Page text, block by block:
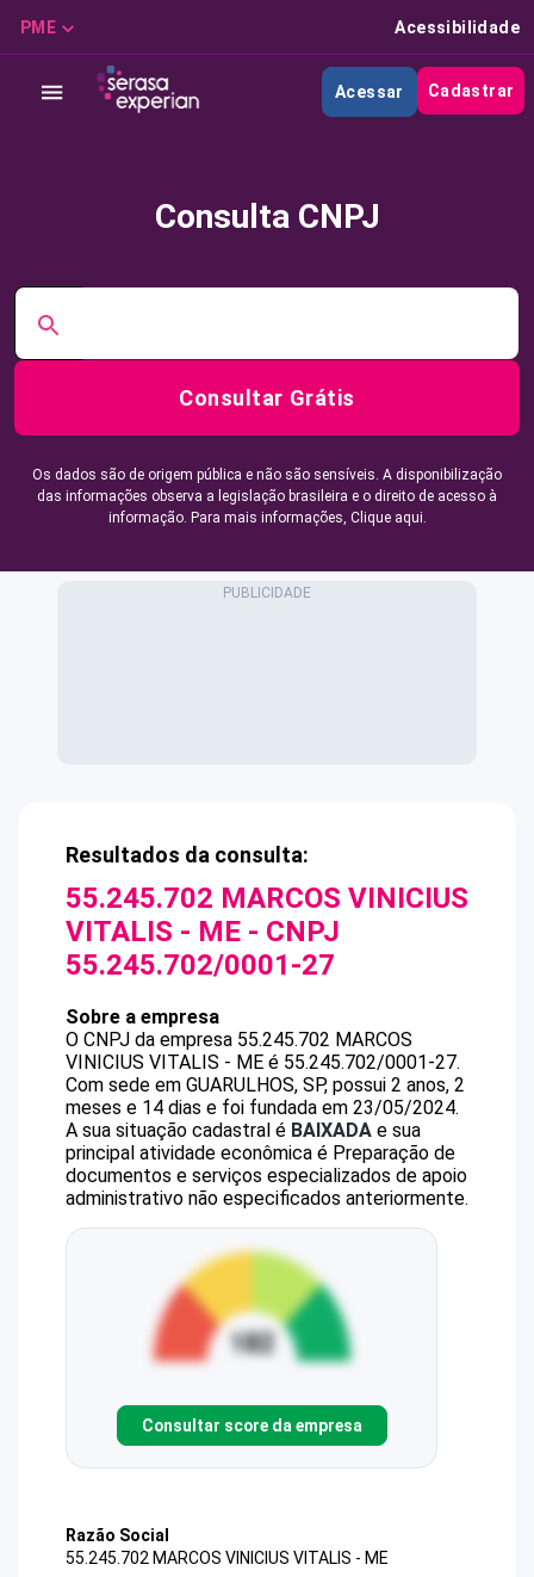
PME Acessibilidade
Acessar Cadastrar
Consulta CNPJ
Consultar Grátis
Os dados são de origem pública e não são sensíveis. A disponibilização
das informações observa a legislação brasileira e o direito de acesso à
informação. Para mais informações, Clique aqui.
Resultados da consulta:
55.245.702 MARCOS VINICIUS
VITALIS - ME - CNPJ
55.245.702/0001-27
Sobre a empresa
O CNPJ da empresa 55.245.702 MARCOS
VINICIUS VITALIS - ME é 55.245.702/0001-27.
Com sede em GUARULHOS, SP, possui 2 anos, 2
meses e 14 dias e foi fundada em 23/05/2024.
A sua situação cadastral é BAIXADA e sua
principal atividade econômica é Preparação de
documentos e serviços especializados de apoio
administrativo não especificados anteriormente.
Consultar score da empresa
Razão Social
55.245.702 MARCOS VINICIUS VITALIS - ME